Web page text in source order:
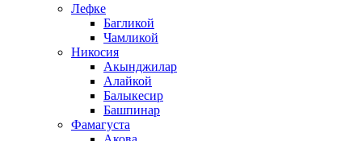
Лефке
Багликой
Чамликой
Никосия
Акынджилар
Алайкой
Балыкесир
Башпинар
Фамагуста